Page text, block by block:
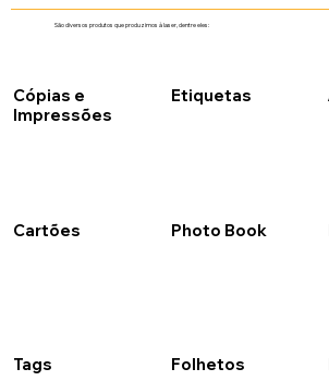
São diversos produtos que produzimos à laser, dentre eles:
Cópias e
Impressões
Etiquetas
Cartões Photo Book
Tags Folhetos